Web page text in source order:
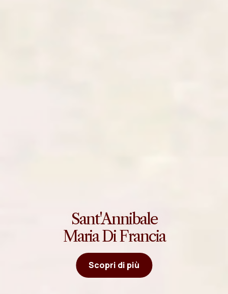
Sant'Annibale
Maria Di Francia
Scopri di più